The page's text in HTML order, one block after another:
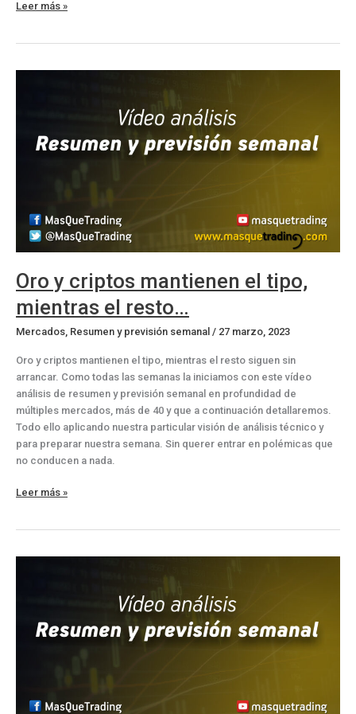
Oro
sus
Leer más »
Oro y criptos mantienen el tipo,
mientras el resto…
Mercados Resumen y previsión semanal / 27 marzo, 2023
Oro y criptos mantienen el tipo, mientras el resto siguen sin
arrancar. Como todas las semanas la iniciamos con este vídeo
análisis de resumen y previsión semanal en profundidad de
múltiples mercados, más de 40 y que a continuación detallaremos.
Todo ello aplicando nuestra particular visión de análisis técnico y
para preparar nuestra semana. Sin querer entrar en polémicas que
no conducen a nada.
Oro
el
resto…
Leer más »